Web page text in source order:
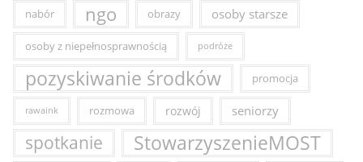
nabór ngo obrazy osoby starsze
osoby z niepełnosprawnością podróże
pozyskiwanie środków promocja
rawaink rozmowa rozwój seniorzy
spotkanie StowarzyszenieMOST